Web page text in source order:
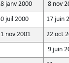
janv 2000 8 nov
juil 2000 17 juin
nov 2001 22 oct
9 juin